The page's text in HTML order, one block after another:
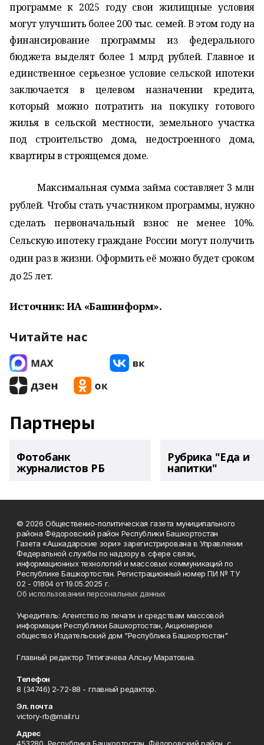
программе к 2025 году свои жилищные условия
могут улучшить более 200 тыс. семей. В этом году на
финансирование программы из федерального
бюджета выделят более 1 млрд рублей. Главное и
единственное серьезное условие сельской ипотеки
заключается в целевом назначении кредита,
который можно потратить на покупку готового
жилья в сельской местности, земельного участка
под строительство дома, недостроенного дома,
квартиры в строящемся доме.
Максимальная сумма займа составляет 3 млн
рублей. Чтобы стать участником программы, нужно
сделать первоначальный взнос не менее 10%.
Сельскую ипотеку граждане России могут получить
один раз в жизни. Оформить её можно будет сроком
до 25 лет.
Источник: ИА «Башинформ».
Читайте нас
Партнеры
Фотобанк
журналистов РБ
Рубрика "Еда и
напитки"
© 2026 Общественно-политическая газета муниципального
района Фёдоровский район Республики Башкортостан
Газета «Ашкадарские зори» зарегистрирована в Управлении
Федеральной службы по надзору в сфере связи,
информационных технологий и массовых коммуникаций по
Республике Башкортостан. Регистрационный номер ПИ № ТУ
02 - 01804 от 19.05.2025 г.
Об использовании персональных данных
Учредитель: Агентство по печати и средствам массовой
информации Республики Башкортостан, Акционерное
общество Издательский дом "Республика Башкортостан"
Главный редактор Тятигачева Алсыу Маратовна.
Телефон
8 (34746) 2-72-88 - главный редактор.
Эл. почта
victory-rb@mail.ru
Адрес